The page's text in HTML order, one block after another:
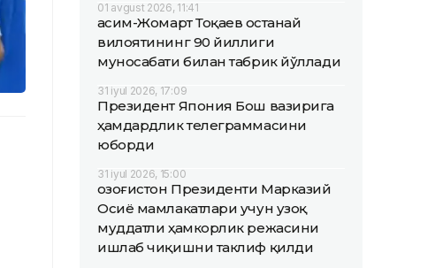
01 avgust 2026, 11:41
Қасим-Жомарт Тоқаев Қостанай
вилоятининг 90 йиллиги
муносабати билан табрик йўллади
31 iyul 2026, 17:09
Президент Япония Бош вазирига
ҳамдардлик телеграммасини
юборди
31 iyul 2026, 15:00
Қозоғистон Президенти Марказий
Осиё мамлакатлари учун узоқ
муддатли ҳамкорлик режасини
ишлаб чиқишни таклиф қилди